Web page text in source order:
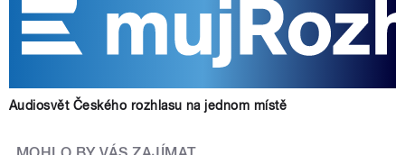
Audiosvět Českého rozhlasu na jednom místě